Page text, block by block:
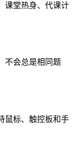
课堂热身、代课计
不会总是相同题
鼠标、触控板和手